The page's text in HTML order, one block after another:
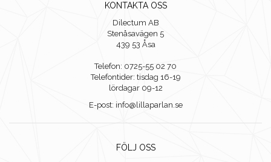
KONTAKTA OSS
Dilectum AB
Stenåsavägen 5
439 53 Åsa
Telefon: 0725-55 02 70
Telefontider: tisdag 16-19
lördagar 09-12
E-post: info@lillaparlan.se
FÖLJ OSS